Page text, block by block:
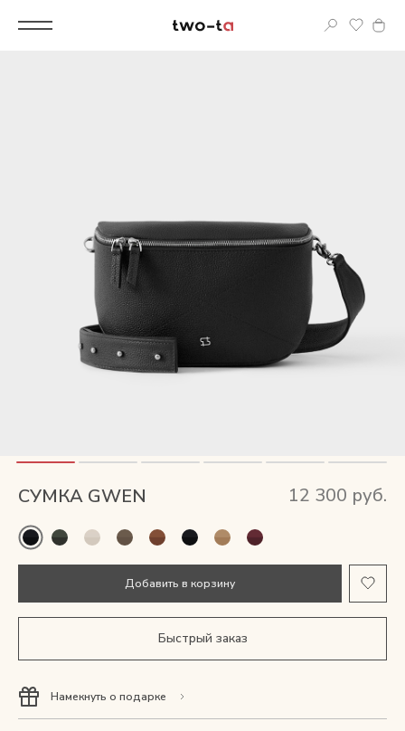
Женские сумки
Мини-сумки и чехлы
Кошельки
Ювелирные украшения
Одежда
СУМКА GWEN 12 300 руб.
Добавить в корзину
Быстрый заказ
Намекнуть о подарке